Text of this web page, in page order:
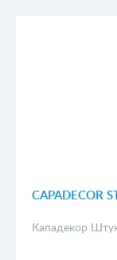
CAPADECOR
Кападекор